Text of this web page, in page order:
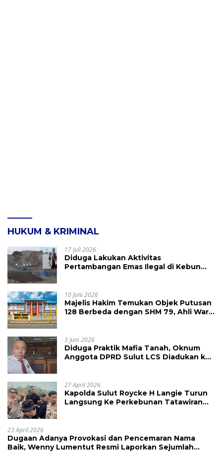
HUKUM & KRIMINAL
17 Juli 2026
Diduga Lakukan Aktivitas
Pertambangan Emas Ilegal di Kebun
10 Juni 2026
Majelis Hakim Temukan Objek Putusan
128 Berbeda dengan SHM 79, Ahli Waris
3 Juni 2026
Diduga Praktik Mafia Tanah, Oknum
Anggota DPRD Sulut LCS Diadukan ke
27 April 2026
Kapolda Sulut Roycke H Langie Turun
Langsung Ke Perkebunan Tatawiran
23 April 2026
Dugaan Adanya Provokasi dan Pencemaran Nama
Baik, Wenny Lumentut Resmi Laporkan Sejumlah